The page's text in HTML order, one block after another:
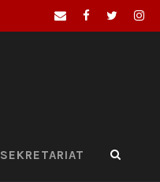
SEKRETARIAT